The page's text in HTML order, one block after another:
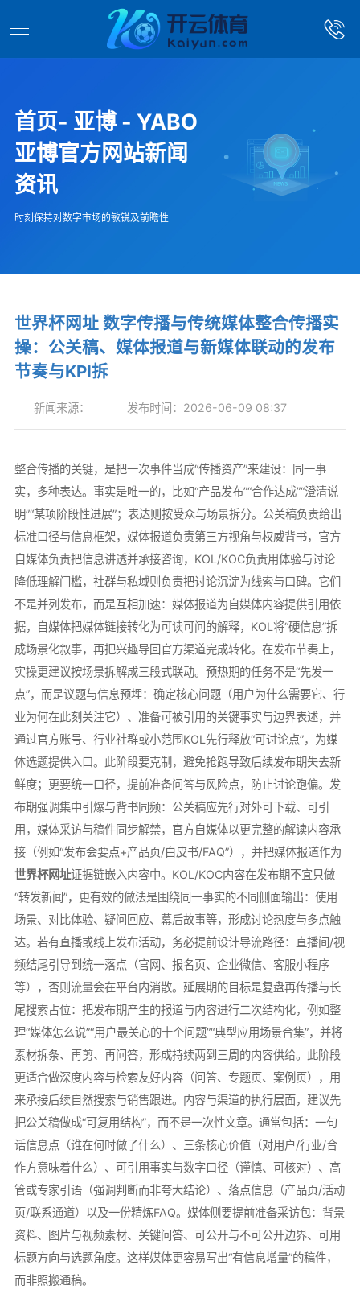
首页- 亚博 - YABO
亚博官方网站新闻
资讯
时刻保持对数字市场的敏锐及前瞻性
世界杯网址 数字传播与传统媒体整合传播实
操：公关稿、媒体报道与新媒体联动的发布
节奏与KPI拆
新闻来源： 发布时间：2026-06-09 08:37
整合传播的关键，是把一次事件当成“传播资产”来建设：同一事
实，多种表达。事实是唯一的，比如“产品发布”“合作达成”“澄清说
明”“某项阶段性进展”；表达则按受众与场景拆分。公关稿负责给出
标准口径与信息框架，媒体报道负责第三方视角与权威背书，官方
自媒体负责把信息讲透并承接咨询，KOL/KOC负责用体验与讨论
降低理解门槛，社群与私域则负责把讨论沉淀为线索与口碑。它们
不是并列发布，而是互相加速：媒体报道为自媒体内容提供引用依
据，自媒体把媒体链接转化为可读可问的解释，KOL将“硬信息”拆
成场景化叙事，再把兴趣导回官方渠道完成转化。在发布节奏上，
实操更建议按场景拆解成三段式联动。预热期的任务不是“先发一
点”，而是议题与信息预埋：确定核心问题（用户为什么需要它、行
业为何在此刻关注它）、准备可被引用的关键事实与边界表述，并
通过官方账号、行业社群或小范围KOL先行释放“可讨论点”，为媒
体选题提供入口。此阶段要克制，避免抢跑导致后续发布期失去新
鲜度；更要统一口径，提前准备问答与风险点，防止讨论跑偏。发
布期强调集中引爆与背书同频：公关稿应先行对外可下载、可引
用，媒体采访与稿件同步解禁，官方自媒体以更完整的解读内容承
接（例如“发布会要点+产品页/白皮书/FAQ”），并把媒体报道作为
世界杯网址证据链嵌入内容中。KOL/KOC内容在发布期不宜只做
“转发新闻”，更有效的做法是围绕同一事实的不同侧面输出：使用
场景、对比体验、疑问回应、幕后故事等，形成讨论热度与多点触
达。若有直播或线上发布活动，务必提前设计导流路径：直播间/视
频结尾引导到统一落点（官网、报名页、企业微信、客服小程序
等），否则流量会在平台内消散。延展期的目标是复盘再传播与长
尾搜索占位：把发布期产生的报道与内容进行二次结构化，例如整
理“媒体怎么说”“用户最关心的十个问题”“典型应用场景合集”，并将
素材拆条、再剪、再问答，形成持续两到三周的内容供给。此阶段
更适合做深度内容与检索友好内容（问答、专题页、案例页），用
来承接后续自然搜索与销售跟进。内容与渠道的执行层面，建议先
把公关稿做成“可复用结构”，而不是一次性文章。通常包括：一句
话信息点（谁在何时做了什么）、三条核心价值（对用户/行业/合
作方意味着什么）、可引用事实与数字口径（谨慎、可核对）、高
管或专家引语（强调判断而非夸大结论）、落点信息（产品页/活动
页/联系通道）以及一份精炼FAQ。媒体侧要提前准备采访包：背景
资料、图片与视频素材、关键问答、可公开与不可公开边界、可用
标题方向与选题角度。这样媒体更容易写出“有信息增量”的稿件，
而非照搬通稿。